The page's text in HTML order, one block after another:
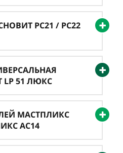
PC21 / PC22
51 ЛЮКС
МАСТПЛИКС
AC14